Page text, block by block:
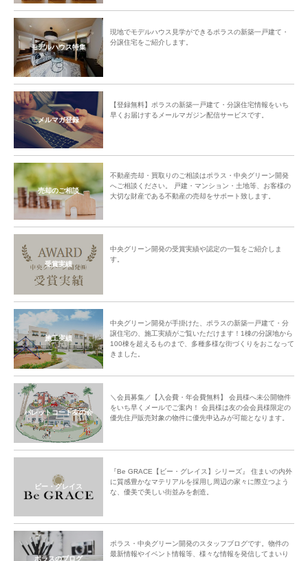
モデルハウス特集
現地でモデルハウス見学ができるポラスの新築一戸建て・
分譲住宅をご紹介します。
メルマガ登録
【登録無料】ポラスの新築一戸建て・分譲住宅情報をいち
早くお届けするメールマガジン配信サービスです。
売却のご相談
不動産売却・買取りのご相談はポラス・中央グリーン開発
へご相談ください。 戸建・マンション・土地等、お客様の
大切な財産である不動産の売却をサポート致します。
受賞実績
中央グリーン開発の受賞実績や認定の一覧をご紹介しま
す。
施工実績
中央グリーン開発が手掛けた、ポラスの新築一戸建て・分
譲住宅の、施工実績がご覧いただけます！1棟の分譲地から
100棟を超えるものまで、多種多様な街づくりをおこなって
きました。
パレットコート友の会
＼会員募集／【入会費・年会費無料】 会員様へ未公開物件
をいち早くメールでご案内！ 会員様は友の会会員様限定の
優先住戸販売対象の物件に優先申込みが可能となります。
ビー・グレイス
『Be GRACE【ビー・グレイス】シリーズ』 住まいの内外
に質感豊かなマテリアルを採用し周辺の家々に際立つよう
な、優美で美しい街並みを創造。
ポラスのブログ
ポラス・中央グリーン開発のスタッフブログです。物件の
最新情報やイベント情報等、様々な情報を発信してまいり